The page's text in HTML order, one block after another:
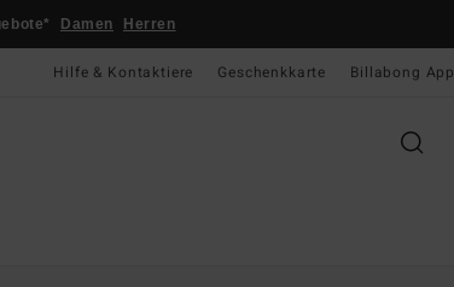
Damen Herren
Hilfe & Kontaktiere Geschenkkarte Billabong App